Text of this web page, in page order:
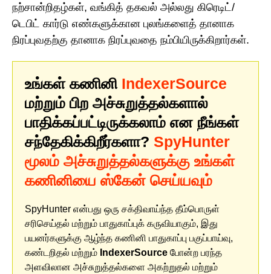
நற்சான்றிதழ்கள், வங்கித் தகவல் அல்லது கிரெடிட்/
டெபிட் கார்டு எண்களுக்கான புலங்களைத் தானாக
நிரப்புவதற்கு தானாக நிரப்புவதை நம்பியிருக்கிறார்கள்.
உங்கள் கணினி IndexerSource
மற்றும் பிற அச்சுறுத்தல்களால்
பாதிக்கப்பட்டிருக்கலாம் என நீங்கள்
சந்தேகிக்கிறீர்களா? SpyHunter
மூலம் அச்சுறுத்தல்களுக்கு உங்கள்
கணினியை ஸ்கேன் செய்யவும்
SpyHunter என்பது ஒரு சக்திவாய்ந்த தீம்பொருள்
சரிசெய்தல் மற்றும் பாதுகாப்புக் கருவியாகும், இது
பயனர்களுக்கு ஆழ்ந்த கணினி பாதுகாப்பு பகுப்பாய்வு,
கண்டறிதல் மற்றும் IndexerSource போன்ற பரந்த
அளவிலான அச்சுறுத்தல்களை அகற்றுதல் மற்றும்